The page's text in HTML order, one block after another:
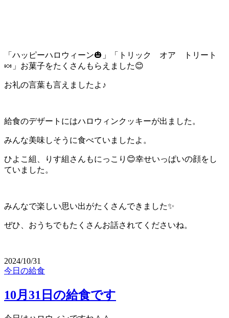
「ハッピーハロウィーン🎃」「トリック オア トリート
🍬」お菓子をたくさんもらえました😊
お礼の言葉も言えましたよ♪
給食のデザートにはハロウィンクッキーが出ました。
みんな美味しそうに食べていましたよ。
ひよこ組、りす組さんもにっこり😊幸せいっぱいの顔をし
ていました。
みんなで楽しい思い出がたくさんできました✨
ぜひ、おうちでもたくさんお話されてくださいね。
2024/10/31
今日の給食
10月31日の給食です